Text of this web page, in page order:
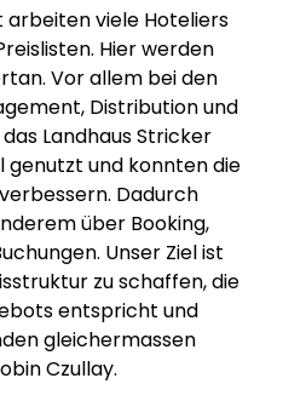
arbeiten viele Hoteliers
Hier werden
Vor allem bei den
Distribution und
Landhaus Stricker
genutzt und konnten die
Dadurch
über Booking,
Unser Ziel ist
zu schaffen, die
entspricht und
gleichermassen
Czullay.